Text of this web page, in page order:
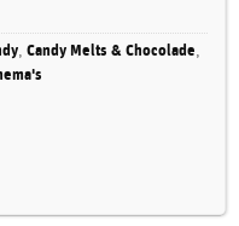
,Candy Melts & Chocolade,